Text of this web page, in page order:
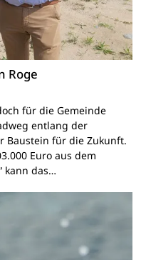
Roge
für die Gemeinde
entlang der
Baustein für die Zukunft.
Euro aus dem
kann das…